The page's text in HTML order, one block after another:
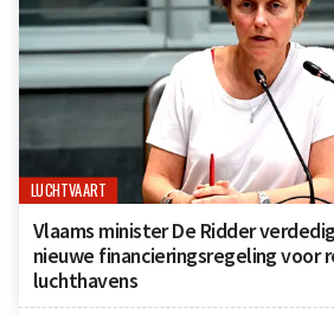
LUCHTVAART
Vlaams minister De Ridder
nieuwe financieringsregeling voor
luchthavens